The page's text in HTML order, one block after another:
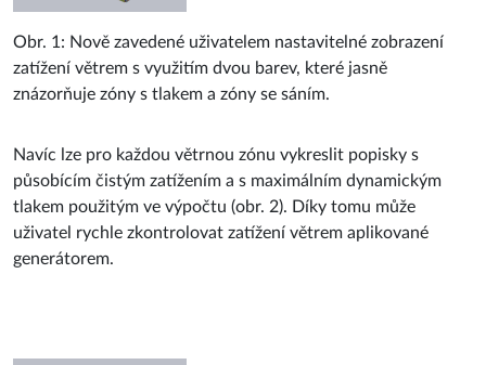
Obr. 1: Nově zavedené uživatelem nastavitelné zobrazení
zatížení větrem s využitím dvou barev, které jasně
znázorňuje zóny s tlakem a zóny se sáním.
Navíc lze pro každou větrnou zónu vykreslit popisky s
působícím čistým zatížením a s maximálním dynamickým
tlakem použitým ve výpočtu (obr. 2). Díky tomu může
uživatel rychle zkontrolovat zatížení větrem aplikované
generátorem.